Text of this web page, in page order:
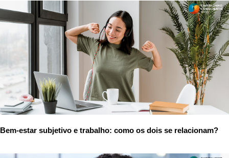
Bem-estar subjetivo e trabalho: como os dois se relacionam?